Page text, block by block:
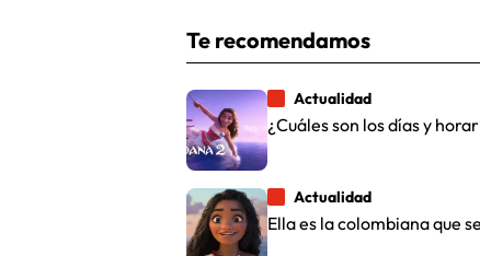
Te recomendamos
Actualidad
¿Cuáles son los días y
Actualidad
Ella es la colombiana que